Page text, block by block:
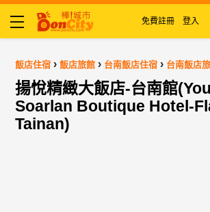
免費註冊 登入
飯店住宿 ›飯店旅館 › 台南飯店住宿 › 台南飯店
揚悅精緻大飯店-台南館
Soarlan Boutique Hotel-
Tainan)